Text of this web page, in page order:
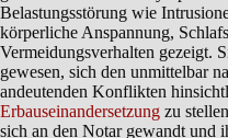
Belastungsstörung wie
körperliche Anspannung,
Vermeidungsverhalten gezeigt.
gewesen, sich den unmittelbar
andeutenden Konflikten
Erbauseinandersetzung zu
sich an den Notar gewandt und